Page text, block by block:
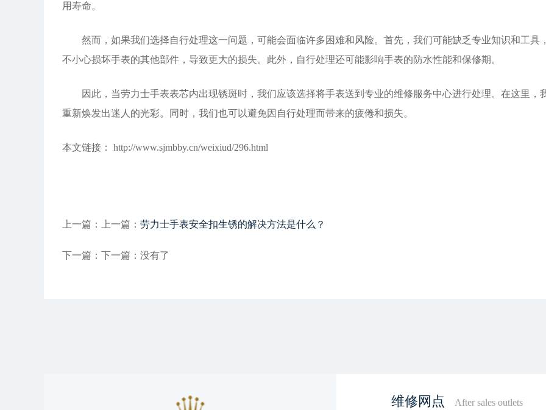
用寿命。
然而，如果我们选择自行处理这一问题，可能会面临许多困难和风险。首先，我们可能缺乏专业知识和工具
不小心损坏手表的其他部件，导致更大的损失。此外，自行处理还可能影响手表的防水性能和保修期。
因此，当劳力士手表表芯内出现锈斑时，我们应该选择将手表送到专业的维修服务中心进行处理。在这里，
重新焕发出迷人的光彩。同时，我们也可以避免因自行处理而带来的疲倦和损失。
本文链接： http://www.sjmbby.cn/weixiud/296.html
上一篇：上一篇： 劳力士手表安全扣生锈的解决方法是什么？
下一篇：下一篇：没有了
维修网点 After sales outlets